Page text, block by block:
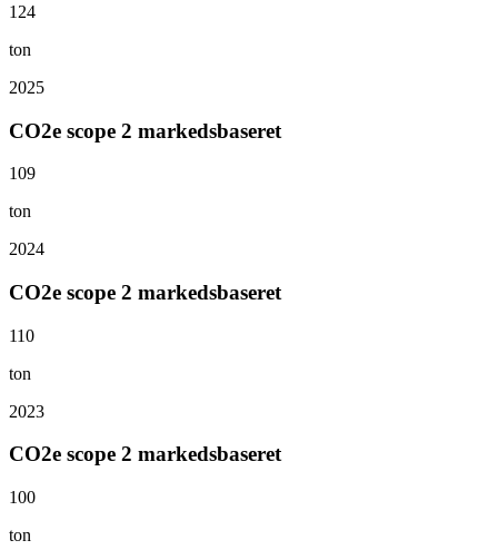
124
ton
2025
CO2e scope 2 markedsbaseret
109
ton
2024
CO2e scope 2 markedsbaseret
110
ton
2023
CO2e scope 2 markedsbaseret
100
ton